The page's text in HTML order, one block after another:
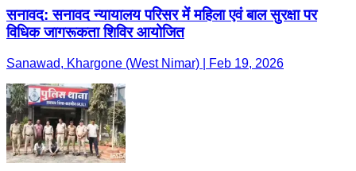
सनावद: सनावद न्यायालय परिसर में महिला एवं बाल सुरक्षा पर
विधिक जागरूकता शिविर आयोजित
Sanawad, Khargone (West Nimar) | Feb 19, 2026